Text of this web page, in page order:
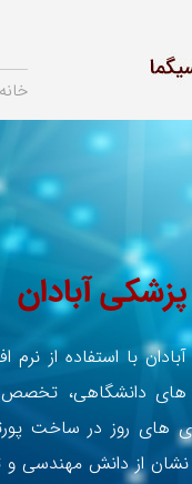
خانه
آبادان
با استفاده از نرم
دانشگاهی، تخصص
های روز در ساخت
از دانش مهندسی و